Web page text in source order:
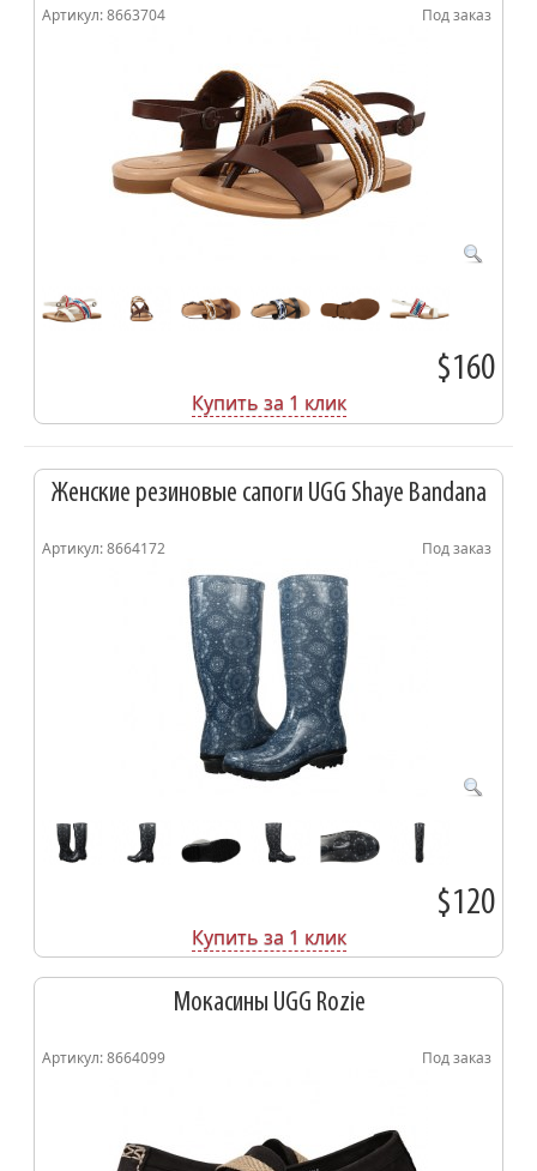
Артикул: 8663704 Под заказ
$160
Купить за 1 клик
Женские резиновые сапоги UGG Shaye Bandana
Артикул: 8664172 Под заказ
$120
Купить за 1 клик
Мокасины UGG Rozie
Артикул: 8664099 Под заказ